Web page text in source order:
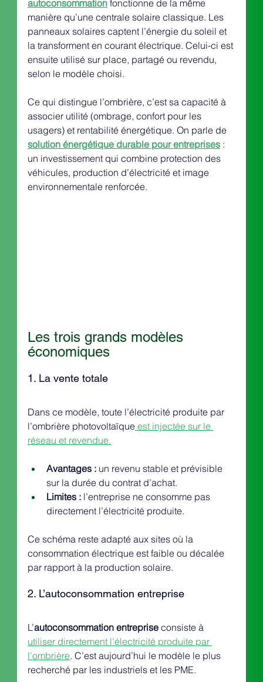
autoconsommation fonctionne de la même
manière qu’une centrale solaire classique. Les
panneaux solaires captent l’énergie du soleil et
la transforment en courant électrique. Celui-ci est
ensuite utilisé sur place, partagé ou revendu,
selon le modèle choisi.
Ce qui distingue l’ombrière, c’est sa capacité à
associer utilité (ombrage, confort pour les
usagers) et rentabilité énergétique. On parle de
solution énergétique durable pour entreprises :
un investissement qui combine protection des
véhicules, production d’électricité et image
environnementale renforcée.
Les trois grands modèles
économiques
1. La vente totale
Dans ce modèle, toute l’électricité produite par
l’ombrière photovoltaïque est injectée sur le
réseau et revendue.
Avantages : un revenu stable et prévisible
sur la durée du contrat d’achat.
Limites : l’entreprise ne consomme pas
directement l’électricité produite.
Ce schéma reste adapté aux sites où la
consommation électrique est faible ou décalée
par rapport à la production solaire.
2. L’autoconsommation entreprise
L’autoconsommation entreprise consiste à
utiliser directement l’électricité produite par
l’ombrière. C’est aujourd’hui le modèle le plus
recherché par les industriels et les PME.